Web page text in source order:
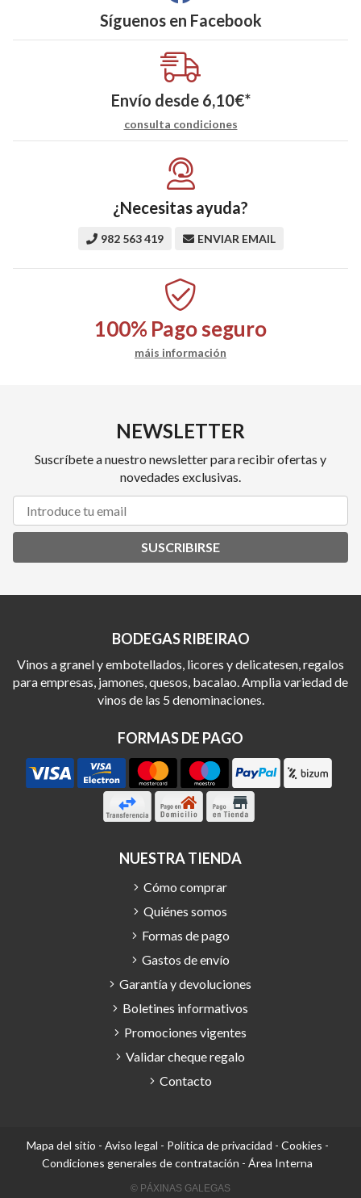
Síguenos en Facebook
Envío desde 6,10€*
consulta condiciones
¿Necesitas ayuda?
982 563 419 ENVIAR EMAIL
100%Pago seguro
máis información
NEWSLETTER
Suscríbete a nuestro newsletter para recibir ofertas y
novedades exclusivas.
SUSCRIBIRSE
BODEGAS RIBEIRAO
Vinos a granel y embotellados, licores y delicatesen, regalos
para empresas, jamones, quesos, bacalao. Amplia variedad de
vinos de las 5 denominaciones.
FORMAS DE PAGO
NUESTRA TIENDA
Cómo comprar
Quiénes somos
Formas de pago
Gastos de envío
Garantía y devoluciones
Boletines informativos
Promociones vigentes
Validar cheque regalo
Contacto
Mapa del sitio - Aviso legal - Política de privacidad - Cookies -
Condiciones generales de contratación - Área Interna
© PÁXINAS GALEGAS